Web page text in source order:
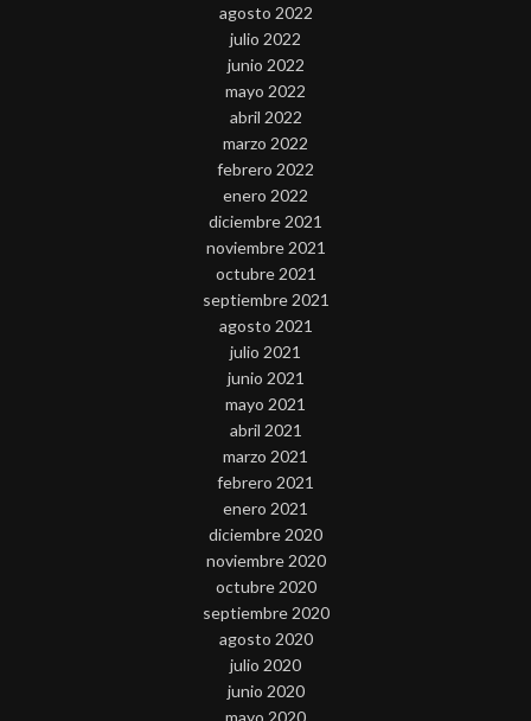
agosto 2022
julio 2022
junio 2022
mayo 2022
abril 2022
marzo 2022
febrero 2022
enero 2022
diciembre 2021
noviembre 2021
octubre 2021
septiembre 2021
agosto 2021
julio 2021
junio 2021
mayo 2021
abril 2021
marzo 2021
febrero 2021
enero 2021
diciembre 2020
noviembre 2020
octubre 2020
septiembre 2020
agosto 2020
julio 2020
junio 2020
mayo 2020